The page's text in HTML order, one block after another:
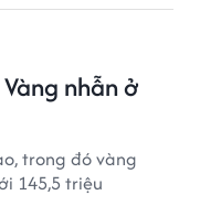
nhẫn ở
trong đó vàng
145,5 triệu